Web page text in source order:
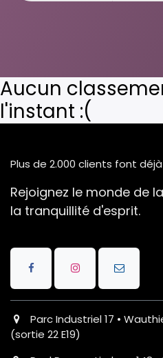
Aucun
l'instant :(
Plus de 2.000 clients font
Rejoignez le monde de
la tranquillité d'esprit.
Parc Industriel 17 •
(sortie 22 E19)